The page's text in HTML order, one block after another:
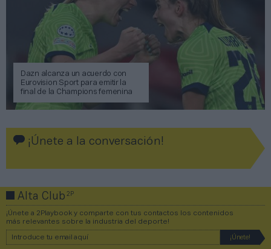
Dazn alcanza un acuerdo con
Eurovision Sport para emitir la
final de la Champions femenina
¡Únete a la conversación!
Alta Club2P
¡Únete a 2Playbook y comparte con tus contactos los contenidos
más relevantes sobre la industria del deporte!